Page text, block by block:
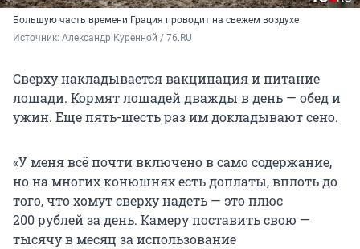
Большую часть времени Грация проводит на свежем воздухе
Источник: Александр Куренной / 76.RU
Сверху накладывается вакцинация и питание
лошади. Кормят лошадей дважды в день — обед и
ужин. Еще пять-шесть раз им докладывают сено.
«У меня всё почти включено в само содержание,
но на многих конюшнях есть доплаты, вплоть до
того, что хомут сверху надеть — это плюс
200 рублей за день. Камеру поставить свою —
тысячу в месяц за использование